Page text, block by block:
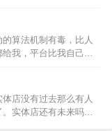
我们感到迷茫和无
的使命和目标。通过
从而赋予生活更多的
要知道自己将会如何
，要学会沉淀。人
。沉淀朋友时间磨平
友。一个挚友胜过万
真诚，因为真诚本身
有真有假。假朋友在
；真朋友在你有事的
朋友，不在于花言巧
算法机制有毒，比人
我，平台比我自己清
小姐姐动次打次。第
不懂的问题不问度
是水答案。情怀虽
是所有短视频平台最
题、直播间、甚至是带
店没有过去那么有人
实体店还有未来吗？